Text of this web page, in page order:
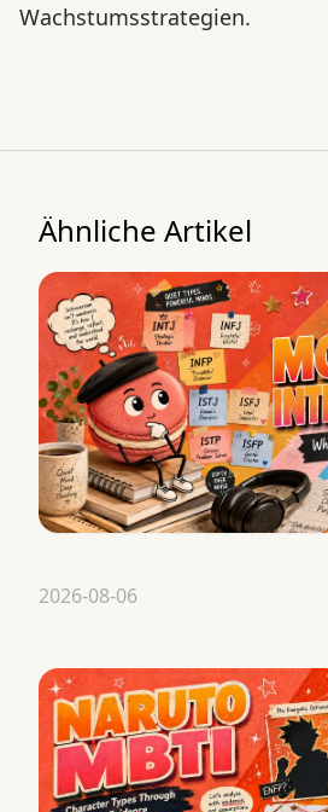
Wachstumsstrategien.
Ähnliche Artikel
2026-08-06